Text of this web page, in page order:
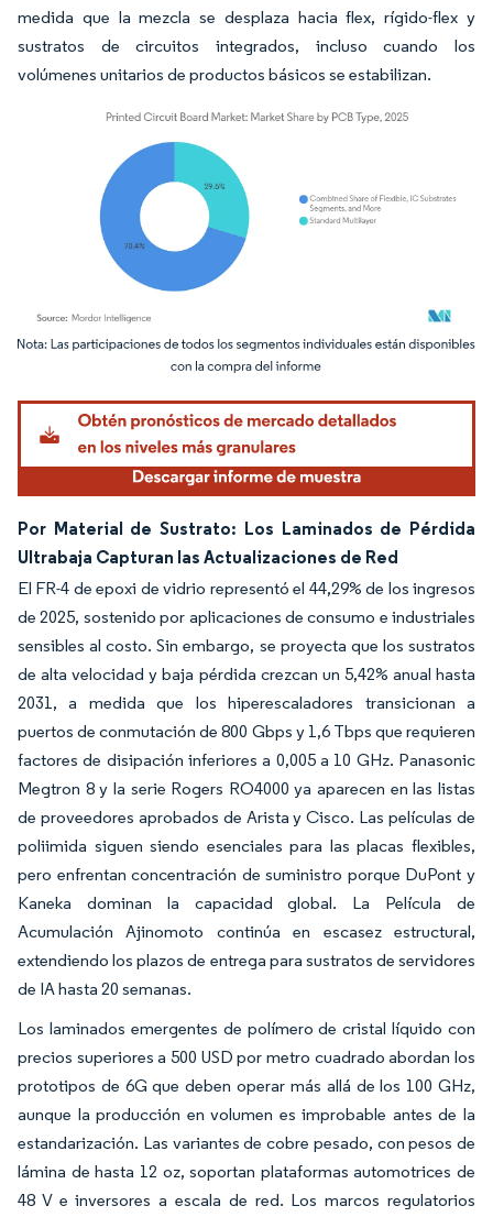
medida que la mezcla se desplaza hacia flex, rígido-flex y
sustratos de circuitos integrados, incluso cuando los
volúmenes unitarios de productos básicos se estabilizan.
Imagen © Mordor Intelligence. El uso requiere atribución según CC BY 4.0.
Por Material de Sustrato: Los Laminados de Pérdida
Ultrabaja Capturan las Actualizaciones de Red
El FR-4 de epoxi de vidrio representó el 44,29% de los ingresos
de 2025, sostenido por aplicaciones de consumo e industriales
sensibles al costo. Sin embargo, se proyecta que los sustratos
de alta velocidad y baja pérdida crezcan un 5,42% anual hasta
2031, a medida que los hiperescaladores transicionan a
puertos de conmutación de 800 Gbps y 1,6 Tbps que requieren
factores de disipación inferiores a 0,005 a 10 GHz. Panasonic
Megtron 8 y la serie Rogers RO4000 ya aparecen en las listas
de proveedores aprobados de Arista y Cisco. Las películas de
poliimida siguen siendo esenciales para las placas flexibles,
pero enfrentan concentración de suministro porque DuPont y
Kaneka dominan la capacidad global. La Película de
Acumulación Ajinomoto continúa en escasez estructural,
extendiendo los plazos de entrega para sustratos de servidores
de IA hasta 20 semanas.
Los laminados emergentes de polímero de cristal líquido con
precios superiores a 500 USD por metro cuadrado abordan los
prototipos de 6G que deben operar más allá de los 100 GHz,
aunque la producción en volumen es improbable antes de la
estandarización. Las variantes de cobre pesado, con pesos de
lámina de hasta 12 oz, soportan plataformas automotrices de
48 V e inversores a escala de red. Los marcos regulatorios